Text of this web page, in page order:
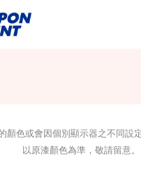
顏色或會因個別顯示器之不同設
以原漆顏色為準，敬請留意。